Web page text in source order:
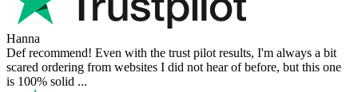
Hanna
Def recommend! Even with the trust pilot results, I'm always a bit
scared ordering from websites I did not hear of before, but this one
is 100% solid ...